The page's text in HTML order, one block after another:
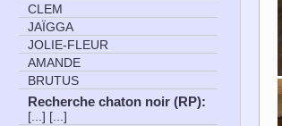
CLEM
JAÏGGA
JOLIE-FLEUR
AMANDE
BRUTUS
Recherche chaton noir (RP):
[...] [...]